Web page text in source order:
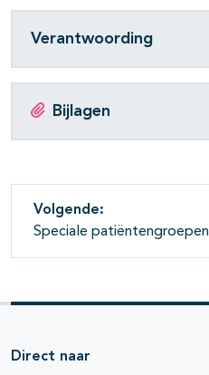
Verantwoording
Bijlagen
Volgende:
Speciale patiëntengroepen
Direct naar